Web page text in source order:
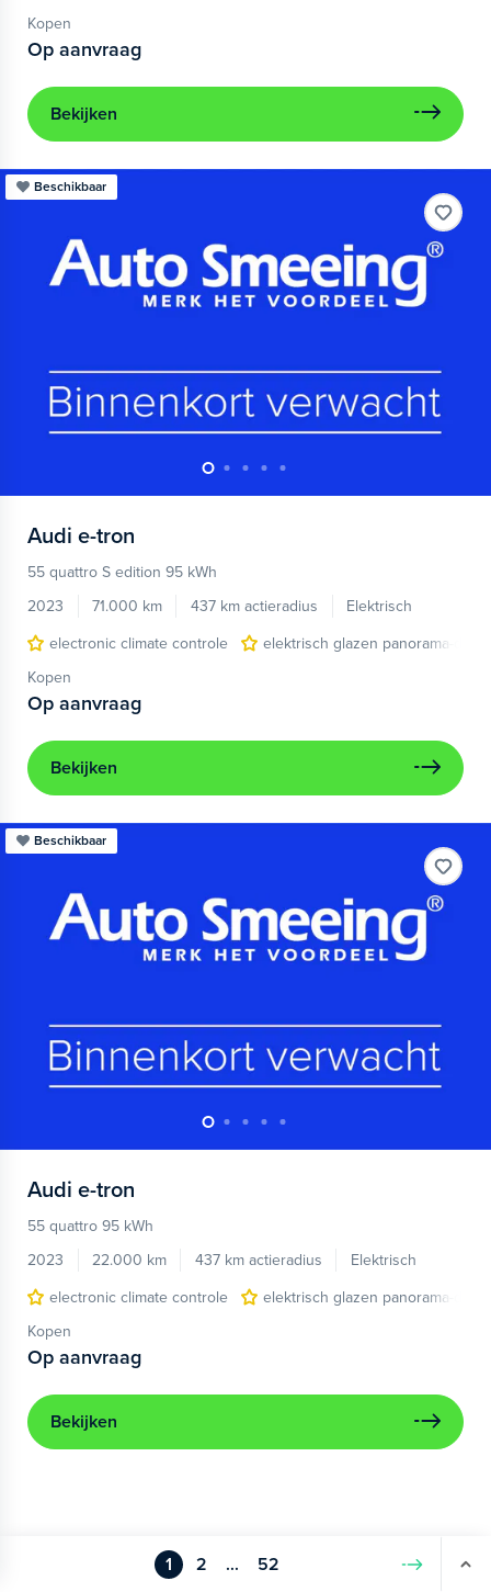
Kopen
Op aanvraag
Bekijken
Beschikbaar
Audi e-tron
55 quattro S edition 95 kWh
2023
71.000 km 437 km actieradius
Elektrisch
electronic climate controle
elektrisch glazen panorama-dak
Kopen
Op aanvraag
Bekijken
Beschikbaar
Audi e-tron
55 quattro 95 kWh
2023
22.000 km 437 km actieradius
Elektrisch
electronic climate controle
elektrisch glazen panorama-dak
Kopen
Op aanvraag
Bekijken
1 2 ... 52 Volgende